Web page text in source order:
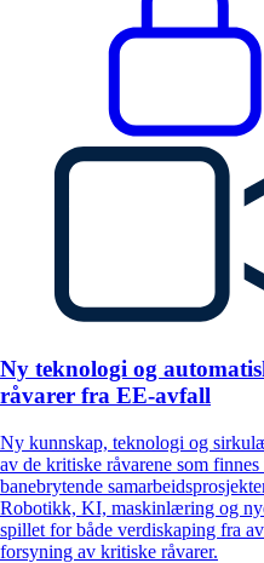
Ny teknologi og
råvarer fra EE-avfall
Ny kunnskap, teknologi og
av de kritiske råvarene som
banebrytende
Robotikk, KI, maskinlæring og
spillet for både verdiskaping fra
forsyning av kritiske råvarer.